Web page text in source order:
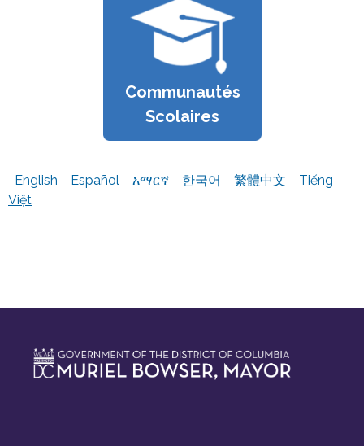
Communautés
Scolaires
English Español አማርኛ 한국어 繁體中文
Tiếng
Việt